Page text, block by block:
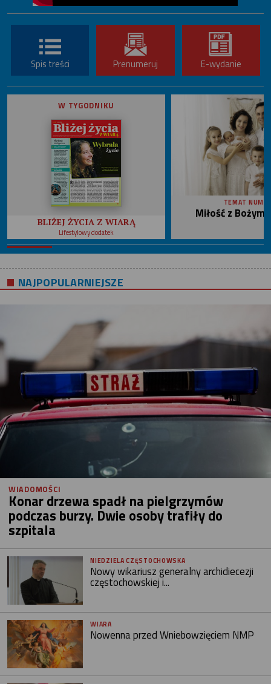
Spis treści Prenumeruj E-wydanie
W TYGODNIKU
BLIŻEJ ŻYCIA Z WIARĄ
Lifestylowy dodatek
TEMAT
Miłość z
NAJPOPULARNIEJSZE
WIADOMOŚCI
Konar drzewa spadł na pielgrzymów
podczas burzy. Dwie osoby trafiły do
szpitala
NIEDZIELA CZĘSTOCHOWSKA
Nowy wikariusz generalny archidiecezji
częstochowskiej i...
WIARA
Nowenna przed Wniebowzięciem NMP